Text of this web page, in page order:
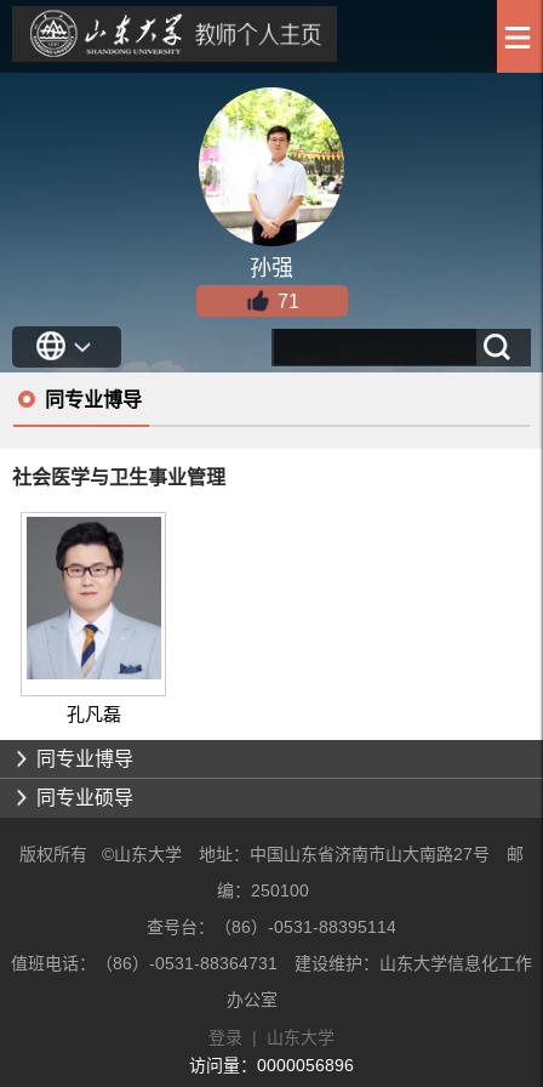
孙强
71
同专业博导
社会医学与卫生事业管理
孔凡磊
同专业博导
同专业硕导
版权所有 ©山东大学 地址：中国山东省济南市山大南路27号 邮
编：250100
查号台：（86）-0531-88395114
值班电话：（86）-0531-88364731 建设维护：山东大学信息化工作
办公室
登录 | 山东大学
访问量： 0000056896